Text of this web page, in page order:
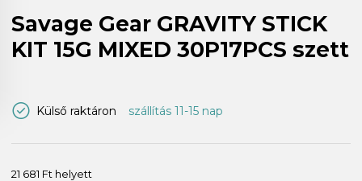
Savage Gear GRAVITY STICK
KIT 15G MIXED 30P17PCS szett
Külső raktáron szállítás 11-15 nap
21 681 Ft helyett